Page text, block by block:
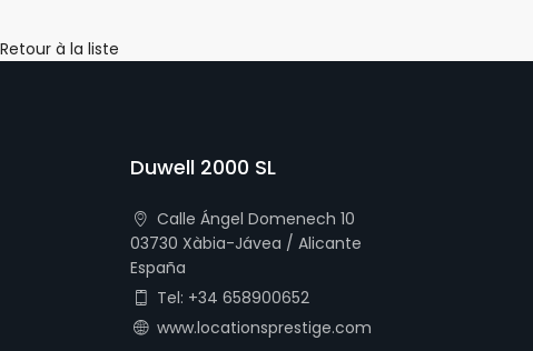
Retour à la liste
Duwell 2000 SL
Calle Ángel Domenech 10
03730 Xàbia-Jávea / Alicante
España
Tel: +34 658900652
www.locationsprestige.com